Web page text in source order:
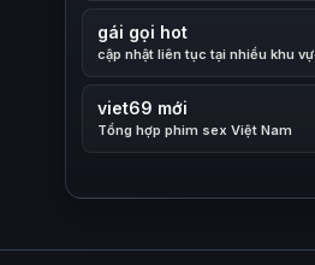
gái gọi hot
cập nhật liên tục tại nhiều khu
viet69 mới
Tổng hợp phim sex Việt Nam